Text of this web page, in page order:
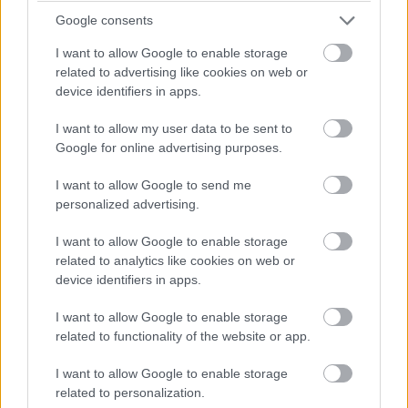
Google consents
I want to allow Google to enable storage
related to advertising like cookies on web or
device identifiers in apps.
I want to allow my user data to be sent to
Google for online advertising purposes.
I want to allow Google to send me
personalized advertising.
I want to allow Google to enable storage
related to analytics like cookies on web or
device identifiers in apps.
I want to allow Google to enable storage
related to functionality of the website or app.
I want to allow Google to enable storage
related to personalization.
prefektúra Shisui területén található saját létesítményt
foglalja magába, nagy átmérőjű, 8 hüvelykes SiC-
ostyákat fog gyártani, és egy, a legmodernebb
energiahatékonyságot és magas szintű automatizált
termelési hatékonyságot biztosító tisztaszobát vezet be.
Emellett a vállalat továbbfejleszti a 6 hüvelykes SiC-
ostyák gyártására szolgáló létesítményeit, hogy
Ezen kívül a Mitsubishi Electric újonnan mintegy 10
Fukuoka területén szétszórtan működő, a teljesítmény
félvezetők összeszerelésével és ellenőrzésével
tervezési, fejlesztési és gyártástechnológiai ellenőrzés
integrációja nagymértékben növeli a vállalat fejlesztési
képességeit, és megkönnyíti a piaci igényeknek
megfelelő időben történő tömeggyártást. A fennmaradó